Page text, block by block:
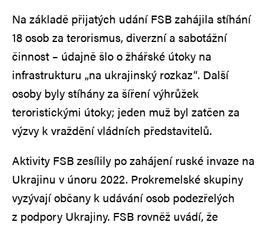
Na základě přijatých udání FSB zahájila stíhání
18 osob za terorismus, diverzní a sabotážní
činnost – údajně šlo o žhářské útoky na
infrastrukturu „na ukrajinský rozkaz“. Další
osoby byly stíhány za šíření výhrůžek
teroristickými útoky; jeden muž byl zatčen za
výzvy k vraždění vládních představitelů.
Aktivity FSB zesílily po zahájení ruské invaze na
Ukrajinu v únoru 2022. Prokremelské skupiny
vyzývají občany k udávání osob podezřelých
z podpory Ukrajiny. FSB rovněž uvádí, že